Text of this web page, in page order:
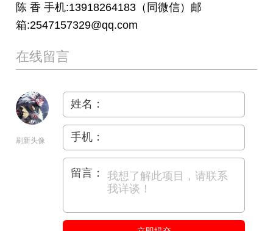
陈 香 手机:13918264183（同微信）邮
箱:2547157329@qq.com
在线留言
刷新头像
姓名：
手机：
留言：